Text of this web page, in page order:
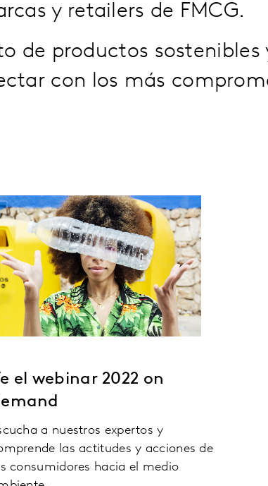
y retailers de FMCG.
de productos
con los más
el webinar 2022 on
a nuestros expertos y
las actitudes y acciones de
consumidores hacia el medio